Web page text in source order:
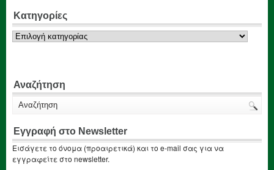
Κατηγορίες
Κατηγορίες
Αναζήτηση
Εγγραφή στο Newsletter
Εισάγετε το όνομα (προαιρετικά) και το e-mail σας για να
εγγραφείτε στο newsletter.